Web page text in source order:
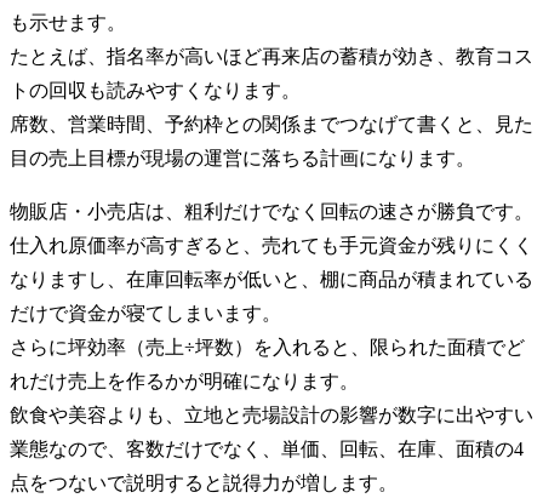
も示せます。
たとえば、指名率が高いほど再来店の蓄積が効き、教育コス
トの回収も読みやすくなります。
席数、営業時間、予約枠との関係までつなげて書くと、見た
目の売上目標が現場の運営に落ちる計画になります。
物販店・小売店は、粗利だけでなく回転の速さが勝負です。
仕入れ原価率が高すぎると、売れても手元資金が残りにくく
なりますし、在庫回転率が低いと、棚に商品が積まれている
だけで資金が寝てしまいます。
さらに坪効率（売上÷坪数）を入れると、限られた面積でど
れだけ売上を作るかが明確になります。
飲食や美容よりも、立地と売場設計の影響が数字に出やすい
業態なので、客数だけでなく、単価、回転、在庫、面積の4
点をつないで説明すると説得力が増します。